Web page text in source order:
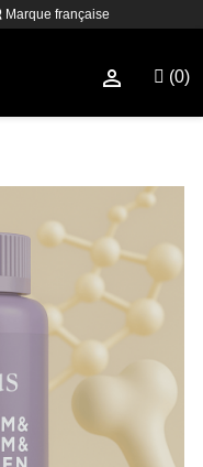
Marque française
(0)
